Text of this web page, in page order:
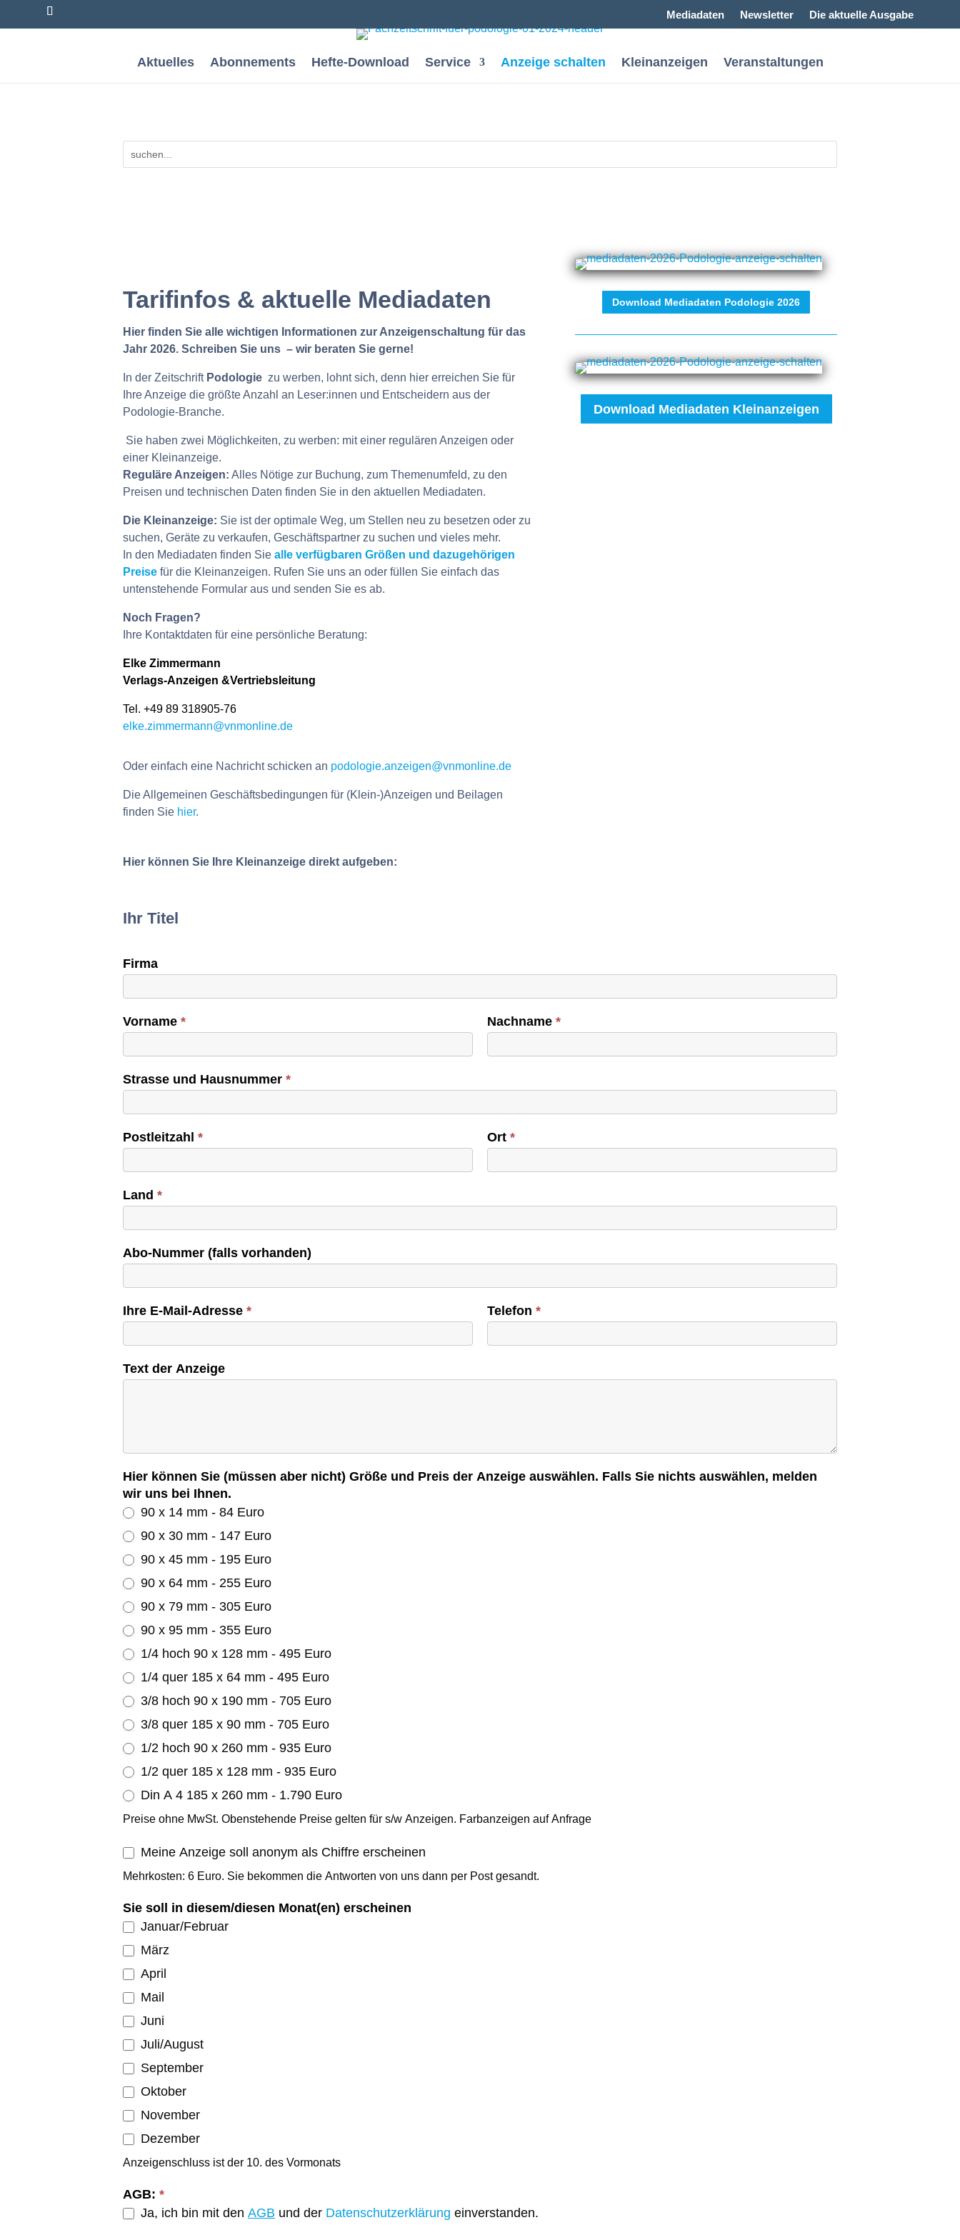
Mediadaten Newsletter Die aktuelle Ausgabe
Aktuelles Abonnements Hefte-Download Service Anzeige schalten Kleinanzeigen Veranstaltungen
Tarifinfos & aktuelle Mediadaten
Hier finden Sie alle wichtigen Informationen zur Anzeigenschaltung für das
Jahr 2026. Schreiben Sie uns – wir beraten Sie gerne!
In der Zeitschrift Podologie zu werben, lohnt sich, denn hier erreichen Sie für
Ihre Anzeige die größte Anzahl an Leser:innen und Entscheidern aus der
Podologie-Branche.
Sie haben zwei Möglichkeiten, zu werben: mit einer regulären Anzeigen oder
einer Kleinanzeige.
Reguläre Anzeigen: Alles Nötige zur Buchung, zum Themenumfeld, zu den
Preisen und technischen Daten finden Sie in den aktuellen Mediadaten.
Die Kleinanzeige: Sie ist der optimale Weg, um Stellen neu zu besetzen oder zu
suchen, Geräte zu verkaufen, Geschäftspartner zu suchen und vieles mehr.
In den Mediadaten finden Sie alle verfügbaren Größen und dazugehörigen
Preise für die Kleinanzeigen. Rufen Sie uns an oder füllen Sie einfach das
untenstehende Formular aus und senden Sie es ab.
Noch Fragen?
Ihre Kontaktdaten für eine persönliche Beratung:
Elke Zimmermann
Verlags-Anzeigen &Vertriebsleitung
Tel. +49 89 318905-76
elke.zimmermann@vnmonline.de
Oder einfach eine Nachricht schicken an podologie.anzeigen@vnmonline.de
Die Allgemeinen Geschäftsbedingungen für (Klein-)Anzeigen und Beilagen
finden Sie hier.
Download Mediadaten Podologie 2026
Download Mediadaten Kleinanzeigen
Hier können Sie Ihre Kleinanzeige direkt aufgeben:
Ihr Titel
Kleinanzeige
Firma
Vorname * Nachname *
Strasse und Hausnummer *
Postleitzahl * Ort *
Land *
Abo-Nummer (falls vorhanden)
Ihre E-Mail-Adresse * Telefon *
Text der Anzeige
Hier können Sie (müssen aber nicht) Größe und Preis der Anzeige auswählen. Falls Sie nichts auswählen, melden
wir uns bei Ihnen.
90 x 14 mm - 84 Euro
90 x 30 mm - 147 Euro
90 x 45 mm - 195 Euro
90 x 64 mm - 255 Euro
90 x 79 mm - 305 Euro
90 x 95 mm - 355 Euro
1/4 hoch 90 x 128 mm - 495 Euro
1/4 quer 185 x 64 mm - 495 Euro
3/8 hoch 90 x 190 mm - 705 Euro
3/8 quer 185 x 90 mm - 705 Euro
1/2 hoch 90 x 260 mm - 935 Euro
1/2 quer 185 x 128 mm - 935 Euro
Din A 4 185 x 260 mm - 1.790 Euro
Preise ohne MwSt. Obenstehende Preise gelten für s/w Anzeigen. Farbanzeigen auf Anfrage
Meine Anzeige soll anonym als Chiffre erscheinen
Mehrkosten: 6 Euro. Sie bekommen die Antworten von uns dann per Post gesandt.
Sie soll in diesem/diesen Monat(en) erscheinen
Januar/Februar
März
April
Mail
Juni
Juli/August
September
Oktober
November
Dezember
Anzeigenschluss ist der 10. des Vormonats
AGB: *
Ja, ich bin mit den AGB und der Datenschutzerklärung einverstanden.